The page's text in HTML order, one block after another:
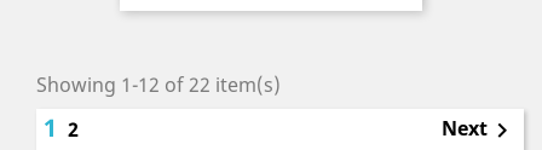
Showing 1-12 of 22 item(s)
1 2 Next 